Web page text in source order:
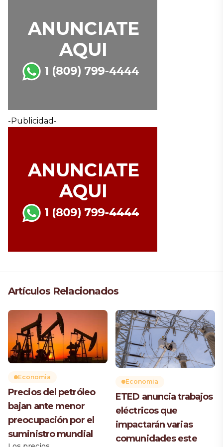
-Publicidad-
Artículos Relacionados
Economia
Precios del petróleo
bajan ante menor
preocupación por el
suministro mundial
Economia
ETED anuncia trabajos
eléctricos que
impactarán varias
comunidades este